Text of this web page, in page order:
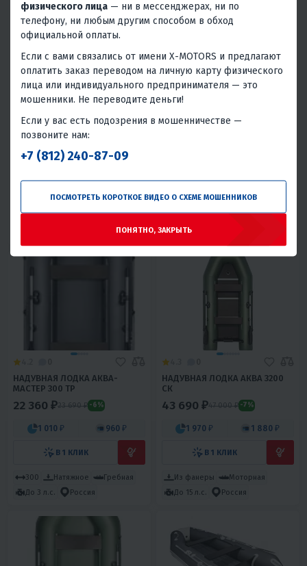
4.2 0
НАДУВНАЯ ЛОДКА АКВА 3600
59 790 ₽
2 690 ₽ 2 570 ₽
Дно низкого давления
4.1 0
НАДУВНАЯ ЛОДКА АКВА 3200
Из фанеры
Моторная
НАДУВНАЯ ЛОДКА АКВА-
МАСТЕР 300 ТР
22 360 ₽23 690 ₽ -6%
1 010 ₽ 960 ₽
В 1 КЛИК
300 Натяжное
Гребная
До 3 л.с.
Россия
НАДУВНАЯ ЛОДКА АКВА 3200
СК
43 690 ₽47 000 ₽ -7%
1 970 ₽ 1 880 ₽
В 1 КЛИК
Из фанеры
Моторная
До 15 л.с.
Россия
физического лица — ни в мессенджерах, ни по
телефону, ни любым другим способом в обход
официальной оплаты.
Если с вами связались от имени X-MOTORS и предлагают
оплатить заказ переводом на личную карту физического
лица или индивидуального предпринимателя — это
мошенники. Не переводите деньги!
Если у вас есть подозрения в мошенничестве —
позвоните нам:
+7 (812) 240-87-09
ПОСМОТРЕТЬ КОРОТКОЕ ВИДЕО О СХЕМЕ МОШЕННИКОВ
ПОНЯТНО, ЗАКРЫТЬ